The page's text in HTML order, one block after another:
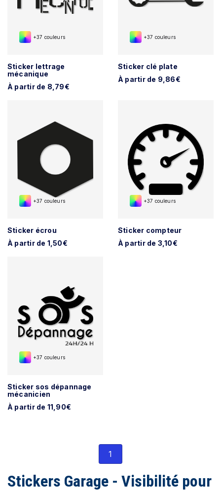
+37 couleurs
Sticker lettrage
mécanique
À partir de 8,79€
+37 couleurs
Sticker clé plate
À partir de 9,86€
+37 couleurs
Sticker écrou
À partir de 1,50€
+37 couleurs
Sticker compteur
À partir de 3,10€
+37 couleurs
Sticker sos dépannage
mécanicien
À partir de 11,90€
1
Stickers Garage - Visibilité pour